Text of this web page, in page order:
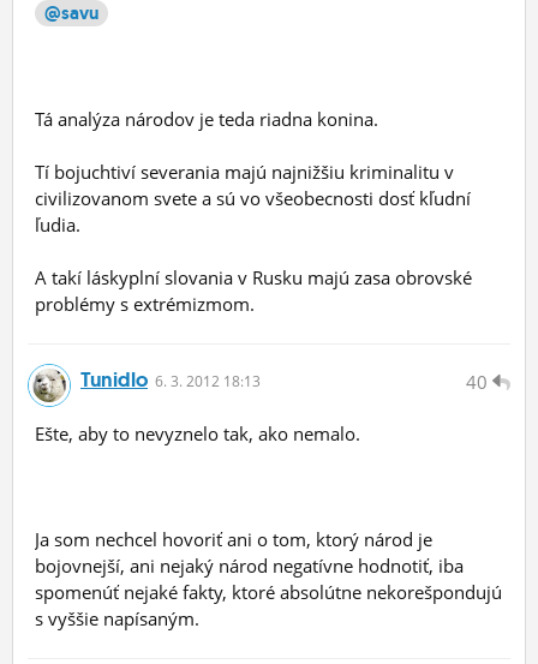
@savu
Tá analýza národov je teda riadna konina.
Tí bojuchtiví severania majú najnižšiu kriminalitu v
civilizovanom svete a sú vo všeobecnosti dosť kľudní
ľudia.
A takí láskyplní slovania v Rusku majú zasa obrovské
problémy s extrémizmom.
40
Tunidlo 6. 3. 2012 18:13
Ešte, aby to nevyznelo tak, ako nemalo.
Ja som nechcel hovoriť ani o tom, ktorý národ je
bojovnejší, ani nejaký národ negatívne hodnotiť, iba
spomenúť nejaké fakty, ktoré absolútne nekorešpondujú
s vyššie napísaným.